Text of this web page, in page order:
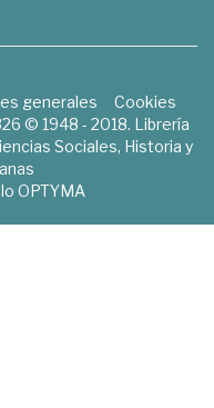
generales
Cookies
© 1948 - 2018. Librería
Sociales, Historia y
OPTYMA